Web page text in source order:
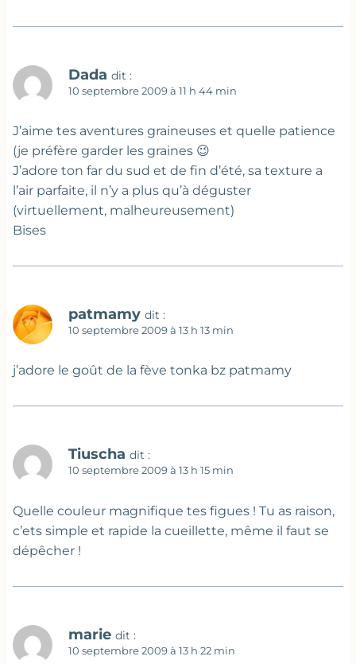
Dada dit :
10 septembre 2009 à 11 h 44 min
J’aime tes aventures graineuses et quelle patience
(je préfère garder les graines 😉
J’adore ton far du sud et de fin d’été, sa texture a
l’air parfaite, il n’y a plus qu’à déguster
(virtuellement, malheureusement)
Bises
patmamy dit :
10 septembre 2009 à 13 h 13 min
j’adore le goût de la fève tonka bz patmamy
Tiuscha dit :
10 septembre 2009 à 13 h 15 min
Quelle couleur magnifique tes figues ! Tu as raison,
c’ets simple et rapide la cueillette, même il faut se
dépêcher !
marie dit :
10 septembre 2009 à 13 h 22 min